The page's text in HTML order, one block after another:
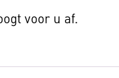
voor u af.